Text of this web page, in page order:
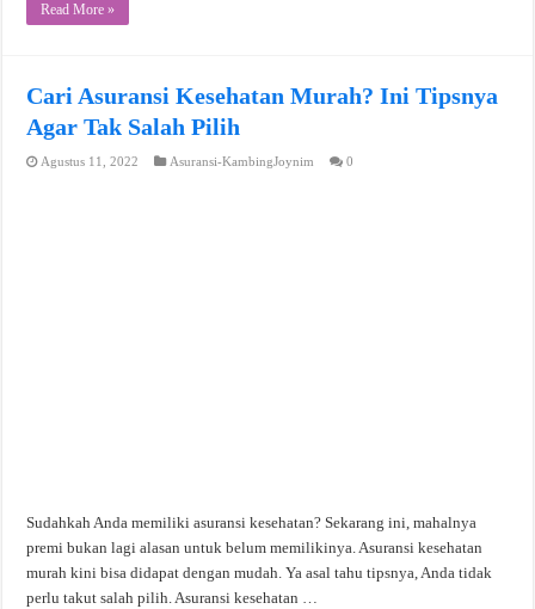
Read More »
Cari Asuransi Kesehatan Murah? Ini Tipsnya
Agar Tak Salah Pilih
Agustus 11, 2022 Asuransi-KambingJoynim 0
Sudahkah Anda memiliki asuransi kesehatan? Sekarang ini, mahalnya
premi bukan lagi alasan untuk belum memilikinya. Asuransi kesehatan
murah kini bisa didapat dengan mudah. Ya asal tahu tipsnya, Anda tidak
perlu takut salah pilih. Asuransi kesehatan …